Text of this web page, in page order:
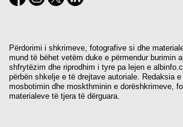
Përdorimi i shkrimeve, fotografive si dhe
mund të bëhet vetëm duke e përmendur burimin
shfrytëzim dhe riprodhim i tyre pa lejen e
përbën shkelje e të drejtave autoriale. Redaksia
mosbotimin dhe moskthminin e dorëshkrimeve,
materialeve të tjera të dërguara.